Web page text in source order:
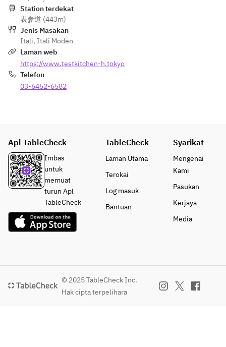
Station terdekat
表参道 (443m)
Jenis Masakan
Itali, Itali Moden
Laman web
https://www.testkitchen-h.tokyo
Telefon
03-6452-6582
Apl TableCheck
Imbas
untuk
memuat
turun Apl
TableCheck
TableCheck
Laman Utama
Terokai
Log masuk
Bantuan
Syarikat
Mengenai
Kami
Pasukan
Kerjaya
Media
© 2025 TableCheck Inc.
Hak cipta terpelihara